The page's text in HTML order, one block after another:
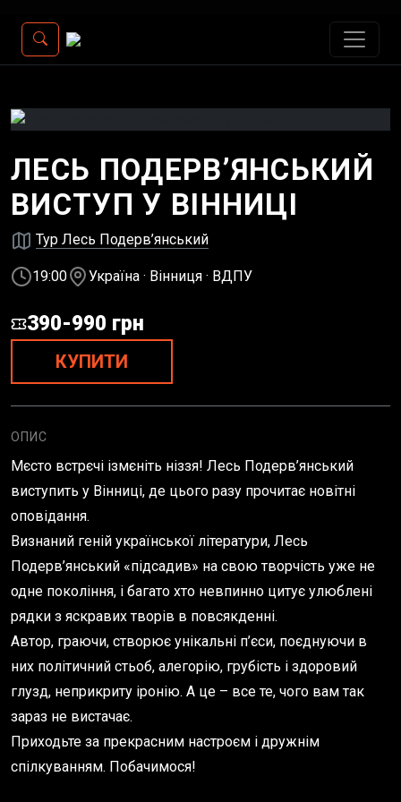
ЛЕСЬ ПОДЕРВ’ЯНСЬКИЙ
ВИСТУП У ВІННИЦІ
Тур Лесь Подерв’янський
19:00 Україна · Вінниця · ВДПУ
390-990 грн
КУПИТИ
ОПИС
Мєсто встрєчі ізмєніть ніззя! Лесь Подерв’янський
виступить у Вінниці, де цього разу прочитає новітні
оповідання.
Визнаний геній української літератури, Лесь
Подерв’янський «підсадив» на свою творчість уже не
одне покоління, і багато хто невпинно цитує улюблені
рядки з яскравих творів в повсякденні.
Автор, граючи, створює унікальні п’єси, поєднуючи в
них політичний стьоб, алегорію, грубість і здоровий
глузд, неприкриту іронію. А це – все те, чого вам так
зараз не вистачає.
Приходьте за прекрасним настроєм і дружнім
спілкуванням. Побачимося!